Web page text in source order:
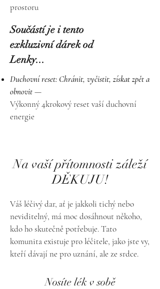
prostoru
Součástí je i tento
exkluzivní dárek od
Lenky...
Duchovní reset: Chránit, vyčistit, získat zpět a
obnovit—
Výkonný 4krokový reset vaší duchovní
energie
Na vaší přítomnosti záleží
DĚKUJU!
Váš léčivý dar, ať je jakkoli tichý nebo
neviditelný, má moc dosáhnout někoho,
kdo ho skutečně potřebuje. Tato
komunita existuje pro léčitele, jako jste vy,
kteří dávají ne pro uznání, ale ze srdce.
Nosíte lék v sobě